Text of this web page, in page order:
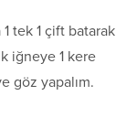
tek 1 çift batarak
iğneye 1 kere
göz yapalım.